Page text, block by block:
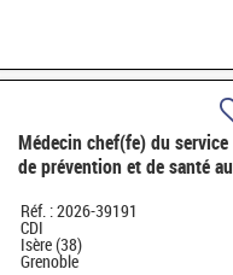
Médecin chef(fe) du service
de prévention et de santé au
Réf. : 2026-39191
CDI
Isère (38)
Grenoble